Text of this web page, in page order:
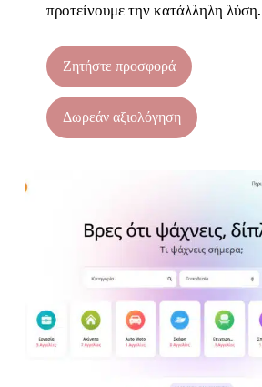
προτείνουμε την κατάλληλη λύση.
Ζητήστε προσφορά
Δωρεάν αξιολόγηση